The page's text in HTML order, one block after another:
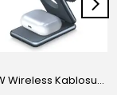
AirFlod 15W Wireless Kablosuz Şarj Standı Alüminyum Katlanabilir 3in1 iPhone-android-watch-airpods